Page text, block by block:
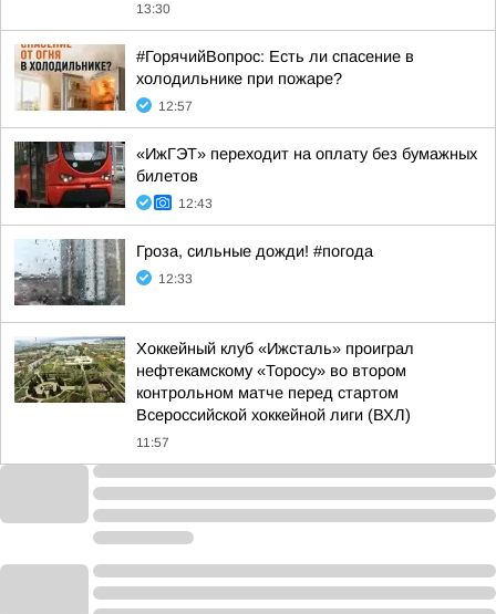
13:30
#ГорячийВопрос: Есть ли спасение в
холодильнике при пожаре?
12:57
«ИжГЭТ» переходит на оплату без бумажных
билетов
12:43
Гроза, сильные дожди! #погода
12:33
Хоккейный клуб «Ижсталь» проиграл
нефтекамскому «Торосу» во втором
контрольном матче перед стартом
Всероссийской хоккейной лиги (ВХЛ)
11:57